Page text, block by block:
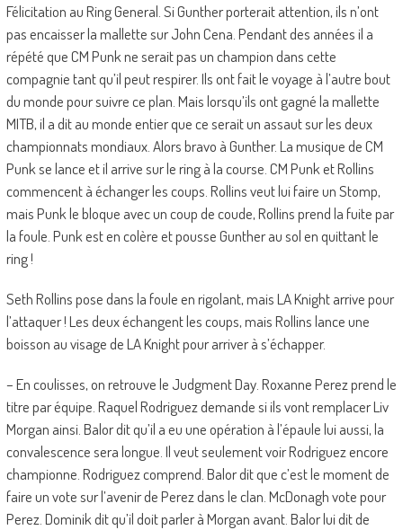
Félicitation au Ring General. Si Gunther porterait attention, ils n’ont
pas encaisser la mallette sur John Cena. Pendant des années il a
répété que CM Punk ne serait pas un champion dans cette
compagnie tant qu’il peut respirer. Ils ont fait le voyage à l’autre bout
du monde pour suivre ce plan. Mais lorsqu’ils ont gagné la mallette
MITB, il a dit au monde entier que ce serait un assaut sur les deux
championnats mondiaux. Alors bravo à Gunther. La musique de CM
Punk se lance et il arrive sur le ring à la course. CM Punk et Rollins
commencent à échanger les coups. Rollins veut lui faire un Stomp,
mais Punk le bloque avec un coup de coude, Rollins prend la fuite par
la foule. Punk est en colère et pousse Gunther au sol en quittant le
ring !
Seth Rollins pose dans la foule en rigolant, mais LA Knight arrive pour
l’attaquer ! Les deux échangent les coups, mais Rollins lance une
boisson au visage de LA Knight pour arriver à s’échapper.
– En coulisses, on retrouve le Judgment Day. Roxanne Perez prend le
titre par équipe. Raquel Rodriguez demande si ils vont remplacer Liv
Morgan ainsi. Balor dit qu’il a eu une opération à l’épaule lui aussi, la
convalescence sera longue. Il veut seulement voir Rodriguez encore
championne. Rodriguez comprend. Balor dit que c’est le moment de
faire un vote sur l’avenir de Perez dans le clan. McDonagh vote pour
Perez. Dominik dit qu’il doit parler à Morgan avant. Balor lui dit de